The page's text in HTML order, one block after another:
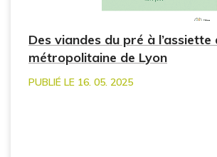
Des viandes du pré à l’assiette
métropolitaine de Lyon
PUBLIÉ LE 16. 05. 2025